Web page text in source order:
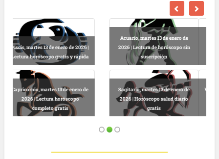
Escorpio, martes 13 de enero de
2026 | Horóscopo gratis hoy y
completo
Libra, martes 13 de enero de 2026 |
Lectura horóscopo online
Virgo, martes 13 de enero de 2026 |
Predicciones astrológicas
gratuitas hoy
Leo, martes 13 de enero de 2026 |
Horóscopo completo y gratuito